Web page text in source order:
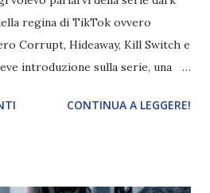
regina di TikTok ovvero
Corrupt, Hideaway, Kill Switch e
introduzione sulla serie, una
sui libri singoli. I libri sono in
CONTINUA A LEGGERE!